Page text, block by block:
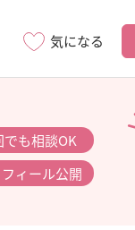
気になる
でも相談OK
ィール公開